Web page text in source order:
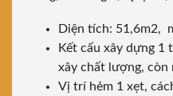
Diện tích: 51,6m2,
Kết cấu xây dựng 1
xây chất lượng, còn
Vị trí hẻm 1 xẹt,